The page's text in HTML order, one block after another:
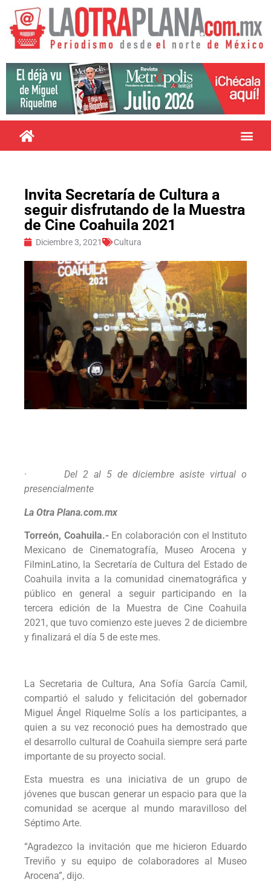
Invita Secretaría de Cultura a
seguir disfrutando de la Muestra
de Cine Coahuila 2021
Diciembre 3, 2021 Cultura
· Del 2 al 5 de diciembre asiste virtual o
presencialmente
La Otra Plana.com.mx
Torreón, Coahuila.-En colaboración con el Instituto
Mexicano de Cinematografía, Museo Arocena y
FilminLatino, la Secretaría de Cultura del Estado de
Coahuila invita a la comunidad cinematográfica y
público en general a seguir participando en la
tercera edición de la Muestra de Cine Coahuila
2021, que tuvo comienzo este jueves 2 de diciembre
y finalizará el día 5 de este mes.
La Secretaria de Cultura, Ana Sofía García Camil,
compartió el saludo y felicitación del gobernador
Miguel Ángel Riquelme Solís a los participantes, a
quien a su vez reconoció pues ha demostrado que
el desarrollo cultural de Coahuila siempre será parte
importante de su proyecto social.
Esta muestra es una iniciativa de un grupo de
jóvenes que buscan generar un espacio para que la
comunidad se acerque al mundo maravilloso del
Séptimo Arte.
“Agradezco la invitación que me hicieron Eduardo
Treviño y su equipo de colaboradores al Museo
Arocena”, dijo.